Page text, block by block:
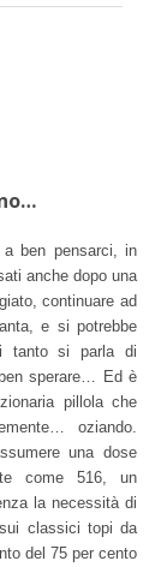
ben pensarci, in
anche dopo una
continuare ad
e si potrebbe
tanto si parla di
sperare… Ed è
pillola che
oziando.
una dose
come 516, un
la necessità di
classici topi da
del 75 per cento